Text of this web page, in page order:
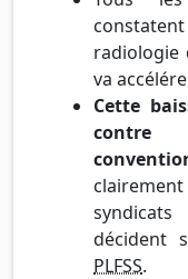
radiologie
va
Cette
décident
PLFSS.